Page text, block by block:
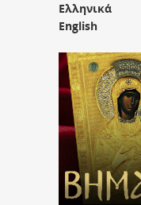
Ελληνικά
English